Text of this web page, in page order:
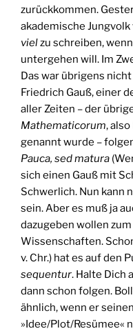
zurückkommen.
akademische
vielzu schreiben,
untergehen will. Im
Das war übrigens
Friedrich Gauß, einer
aller Zeiten – der
Mathematicorum,
genannt wurde –
Pauca, sed matura
sich einen Gauß mit
Schwerlich. Nun kann
sein. Aber es muß ja
dazugeben wollen
Wissenschaften.
v. Chr.) hat es auf den
sequentur. Halte Dich
dann schon folgen.
ähnlich, wenn er
»Idee/Plot/Resümee«